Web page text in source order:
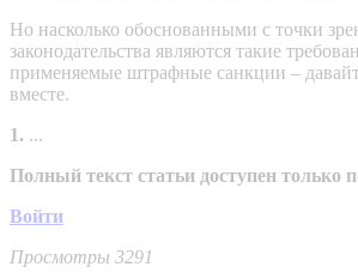
Но насколько обоснованными с точки
законодательства являются такие
применяемые штрафные санкции –
вместе.
1. ...
Полный текст статьи доступен только
Войти
Просмотры 3291